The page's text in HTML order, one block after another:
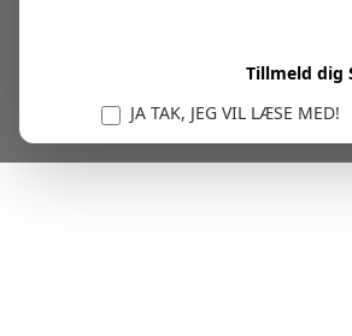
Tillmeld dig
JA TAK, JEG VIL LÆSE MED!